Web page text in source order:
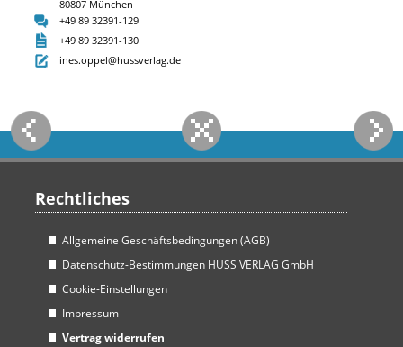
80807 München
+49 89 32391-129
+49 89 32391-130
ines.oppel@hussverlag.de
Rechtliches
Allgemeine Geschäftsbedingungen (AGB)
Datenschutz-Bestimmungen HUSS VERLAG GmbH
Cookie-Einstellungen
Impressum
Vertrag widerrufen